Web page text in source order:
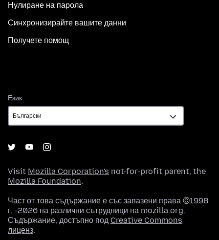
Нулиране на парола
Синхронизирайте вашите данни
Получете помощ
Език
Visit Mozilla Corporation's not-for-profit parent, the
Mozilla Foundation.
Част от това съдържание е със запазени права ©1998
г. -2026 на различни сътрудници на mozilla.org.
Съдържание, достъпно под Creative Commons
лиценз.